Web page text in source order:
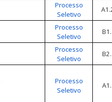
Processo
Seletivo
Processo
Seletivo
Processo
Seletivo
Processo
Seletivo